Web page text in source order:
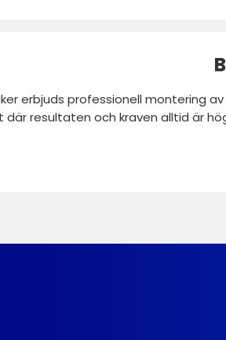
erbjuds professionell montering
resultaten och kraven alltid är